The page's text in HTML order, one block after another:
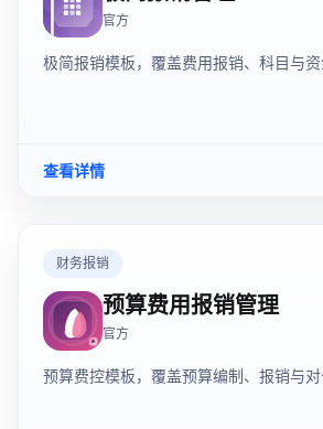
官方
极简报销模板，覆盖费用报销、科目与资
查看详情
财务报销
预算费用报销管理
官方
预算费控模板，覆盖预算编制、报销与对